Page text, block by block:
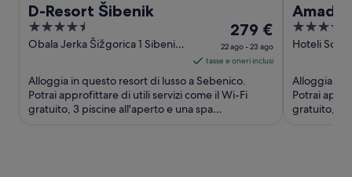
D-Resort Šibenik
4.5
out
5
Obala Jerka Šižgorica 1 Sibenik
Il
prezzo
è
279 €
a
279 €
22 ago - 23 ago
tasse e oneri inclusi
Alloggia in questo resort di lusso a Sebenico.
Potrai approfittare di utili servizi come il Wi-Fi
gratuito, 3 piscine all'aperto e una spa
4
out
5
Hoteli
Alloggia in
Potrai
gratuito, 3